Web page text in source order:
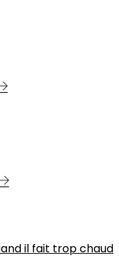
il fait trop chaud